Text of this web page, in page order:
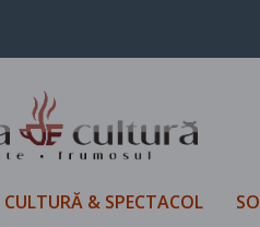
CULTURĂ & SPECTACOL